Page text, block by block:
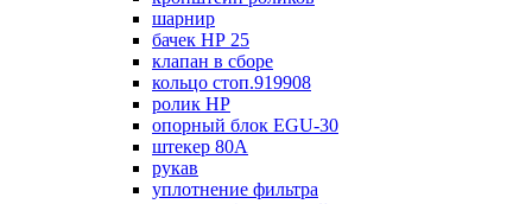
шарнир
бачек НР 25
клапан в сборе
кольцо стоп.919908
ролик НР
опорный блок EGU-30
штекер 80А
рукав
уплотнение фильтра